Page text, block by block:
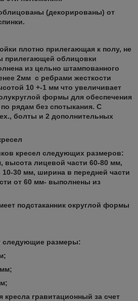
(декорированы) от
плотно прилегающая к полу, не
прилегающей облицовки
из цельно штампованного
2мм с ребрами жесткости
10 +-1 мм что увеличивает
формы для обеспечения
рядам без спотыкания. С
болты и 2 дополнительных
кресел следующих размеров:
высота лицевой части 60-80 мм,
30 мм, ширина в передней части
от 60 мм- выполнены из
подстаканник округлой формы
следующие размеры:
гравитационный за счет